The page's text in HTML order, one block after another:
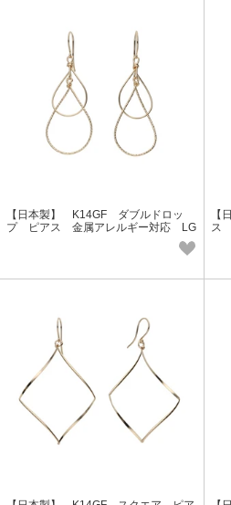
【日本製】 K14GF ダブルドロッ
プ ピアス 金属アレルギー対応 LG
ス